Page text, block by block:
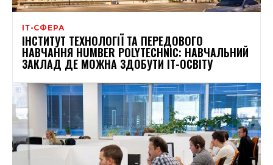
ІТ-СФЕРА
ІНСТИТУТ ТЕХНОЛОГІЇ ТА ПЕРЕДОВОГО
НАВЧАННЯ HUMBER POLYTECHNIC: НАВЧАЛЬНИЙ
ЗАКЛАД ДЕ МОЖНА ЗДОБУТИ ІТ-ОСВІТУ